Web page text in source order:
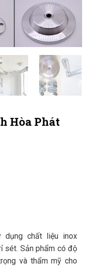
Hòa Phát
dụng chất liệu inox
sét. Sản phẩm có độ
và thẩm mỹ cho